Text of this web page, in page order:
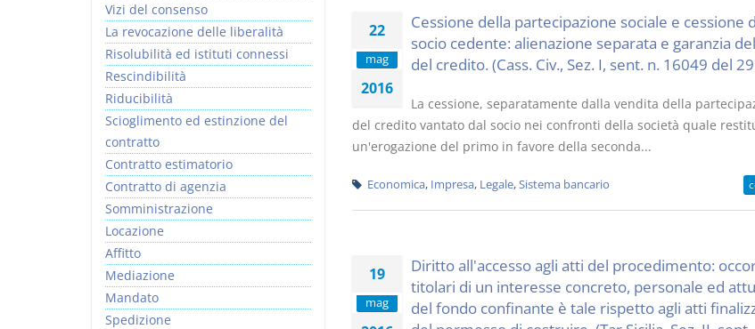
22
mag
2016
Cessione della partecipazione sociale e cessione
socio cedente: alienazione separata e garanzia
del credito. (Cass. Civ., Sez. I, sent. n. 16049 del
La cessione, separatamente dalla vendita della
del credito vantato dal socio nei confronti della società quale
un'erogazione del primo in favore della seconda...
Economica, Impresa, Legale,Sistema bancario
19
mag
Diritto all'accesso agli atti del procedimento:
titolari di un interesse concreto, personale ed
del fondo confinante è tale rispetto agli atti
Vizi del consenso
La revocazione delle liberalità
Risolubilità ed istituti connessi
Rescindibilità
Riducibilità
Scioglimento ed estinzione del
contratto
Contratto estimatorio
Contratto di agenzia
Somministrazione
Locazione
Affitto
Mediazione
Mandato
Spedizione